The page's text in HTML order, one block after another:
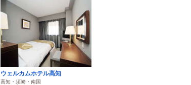
ウェルカムホテル高知
高知・須崎・南国